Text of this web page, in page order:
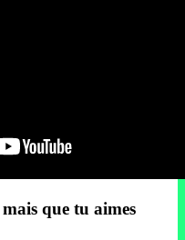
que tu aimes